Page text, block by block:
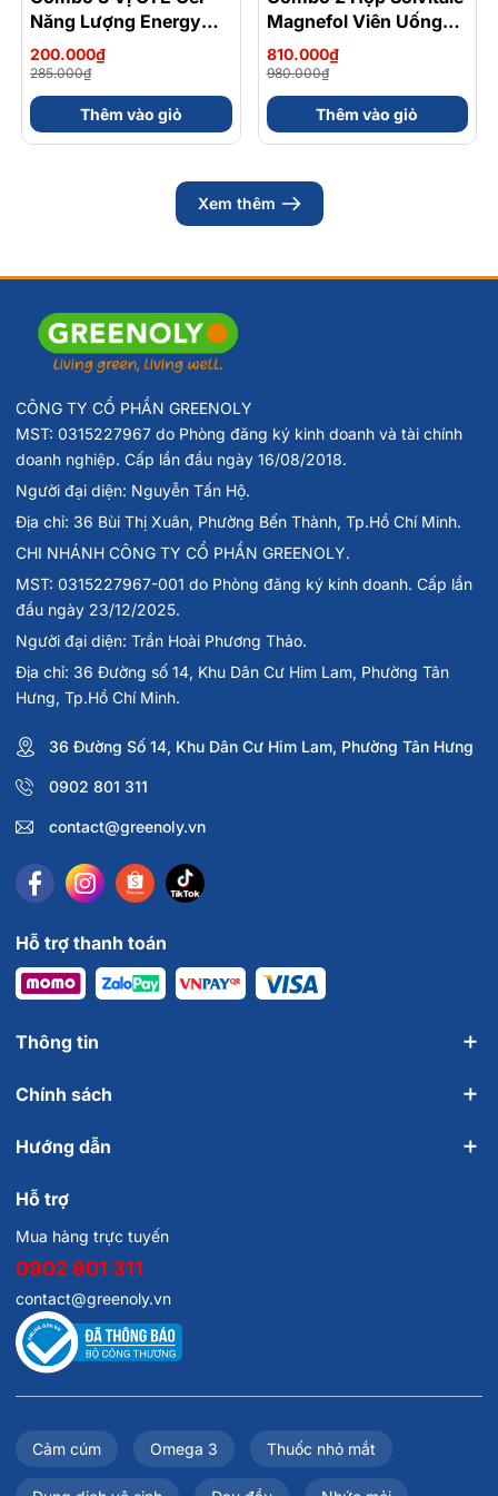
Năng Lượng Energy
Gel Kết Hợp
Carbohydrate Điện Giải
56gram 82kcal
200.000₫
285.000₫
Thêm vào giỏ
Magnefol Viên Uống
Magnesium
Bisglycinate + Vitamin
nhóm B (Hộp 30 Viên)
810.000₫
980.000₫
Thêm vào giỏ
Xem thêm
CÔNG TY CỔ PHẦN GREENOLY
MST: 0315227967 do Phòng đăng ký kinh doanh và tài chính
doanh nghiệp. Cấp lần đầu ngày 16/08/2018.
Người đại diện: Nguyễn Tấn Hộ.
Địa chỉ: 36 Bùi Thị Xuân, Phường Bến Thành, Tp.Hồ Chí Minh.
CHI NHÁNH CÔNG TY CỔ PHẦN GREENOLY.
MST: 0315227967-001 do Phòng đăng ký kinh doanh. Cấp lần
đầu ngày 23/12/2025.
Người đại diện: Trần Hoài Phương Thảo.
Địa chỉ: 36 Đường số 14, Khu Dân Cư Him Lam, Phường Tân
Hưng, Tp.Hồ Chí Minh.
36 Đường Số 14, Khu Dân Cư Him Lam, Phường Tân Hưng
0902 801 311
contact@greenoly.vn
Hỗ trợ thanh toán
Thông tin
Chính sách
Hướng dẫn
Hỗ trợ
Mua hàng trực tuyến
0902 801 311
contact@greenoly.vn
Cảm cúm Omega 3 Thuốc nhỏ mắt